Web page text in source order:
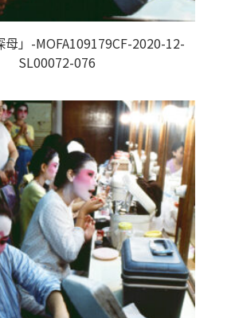
母」-MOFA109179CF-2020-12-
SL00072-076